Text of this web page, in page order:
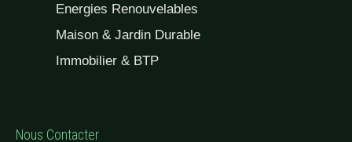
Energies Renouvelables
Maison & Jardin Durable
Immobilier & BTP
Nous Contacter